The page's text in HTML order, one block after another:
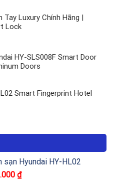
Tay Luxury Chính Hãng |
Lock
HY-SLS008F Smart Door
Doors
Smart Fingerprint Hotel
sạn Hyundai HY-HL02
₫